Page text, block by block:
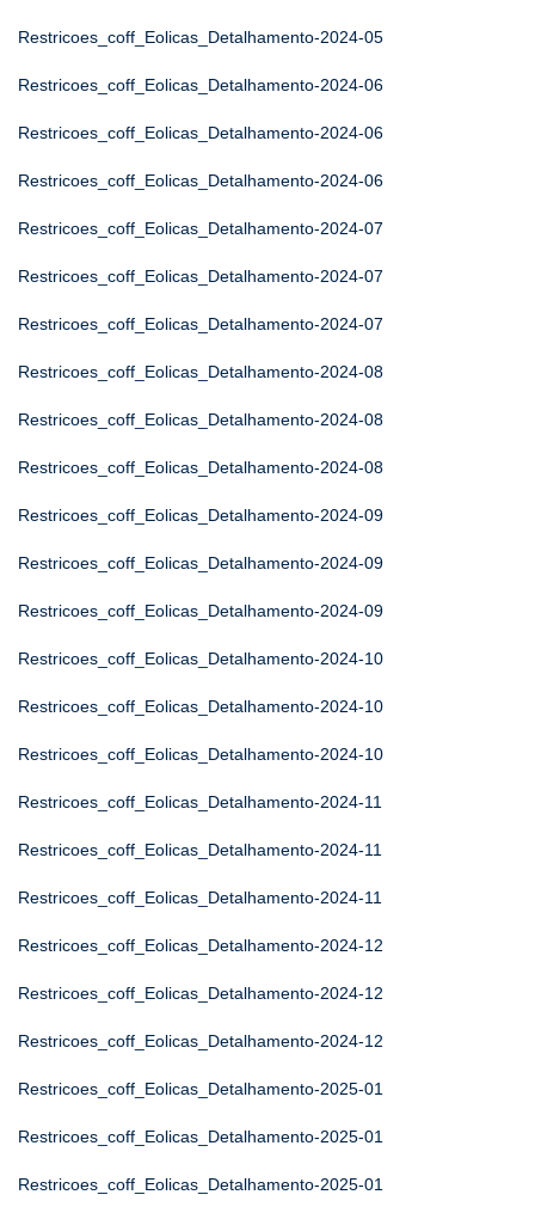
Restricoes_coff_Eolicas_Detalhamento-2024-05
Restricoes_coff_Eolicas_Detalhamento-2024-06
Restricoes_coff_Eolicas_Detalhamento-2024-06
Restricoes_coff_Eolicas_Detalhamento-2024-06
Restricoes_coff_Eolicas_Detalhamento-2024-07
Restricoes_coff_Eolicas_Detalhamento-2024-07
Restricoes_coff_Eolicas_Detalhamento-2024-07
Restricoes_coff_Eolicas_Detalhamento-2024-08
Restricoes_coff_Eolicas_Detalhamento-2024-08
Restricoes_coff_Eolicas_Detalhamento-2024-08
Restricoes_coff_Eolicas_Detalhamento-2024-09
Restricoes_coff_Eolicas_Detalhamento-2024-09
Restricoes_coff_Eolicas_Detalhamento-2024-09
Restricoes_coff_Eolicas_Detalhamento-2024-10
Restricoes_coff_Eolicas_Detalhamento-2024-10
Restricoes_coff_Eolicas_Detalhamento-2024-10
Restricoes_coff_Eolicas_Detalhamento-2024-11
Restricoes_coff_Eolicas_Detalhamento-2024-11
Restricoes_coff_Eolicas_Detalhamento-2024-11
Restricoes_coff_Eolicas_Detalhamento-2024-12
Restricoes_coff_Eolicas_Detalhamento-2024-12
Restricoes_coff_Eolicas_Detalhamento-2024-12
Restricoes_coff_Eolicas_Detalhamento-2025-01
Restricoes_coff_Eolicas_Detalhamento-2025-01
Restricoes_coff_Eolicas_Detalhamento-2025-01